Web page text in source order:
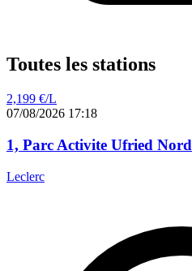
Toutes les stations
2,199 €/L
07/08/2026 17:18
1, Parc Activite Ufried Nord
Leclerc